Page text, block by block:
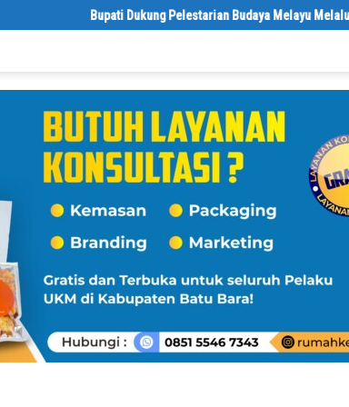
Bupati Dukung Pelestarian Budaya Melayu Melalui